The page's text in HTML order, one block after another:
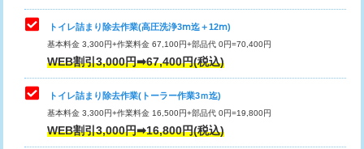
トイレ詰まり除去作業(高圧洗浄3ⅿ迄＋12ⅿ)
基本料金 3,300円+作業料金 67,100円+部品代 0円=70,400円
WEB割引3,000円➡67,400円(税込)
トイレ詰まり除去作業(トーラー作業3ｍ迄)
基本料金 3,300円+作業料金 16,500円+部品代 0円=19,800円
WEB割引3,000円➡16,800円(税込)